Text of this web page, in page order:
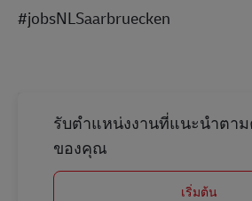
#jobsNLSaarbruecken
รับตำแหน่งงานที่แนะนำตา
ของคุณ
เริ่มต้น